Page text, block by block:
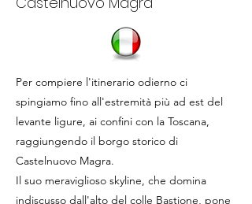
Per compiere l'itinerario odierno ci
spingiamo fino all'estremità più ad est del
levante ligure, ai confini con la Toscana,
raggiungendo il borgo storico di
Castelnuovo Magra.
Il suo meraviglioso skyline, che domina
indiscusso dall'alto del colle Bastione, pone